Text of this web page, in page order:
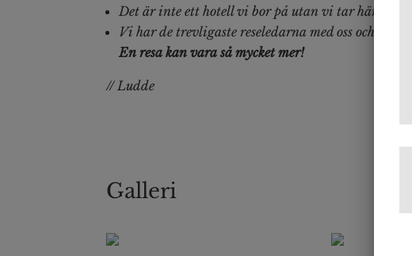
Det är inte ett hotell vi bor på utan vi tar hänsyn
Vi har de trevligaste reseledarna med oss och som
En resa kan vara så mycket mer!
// Ludde
Galleri